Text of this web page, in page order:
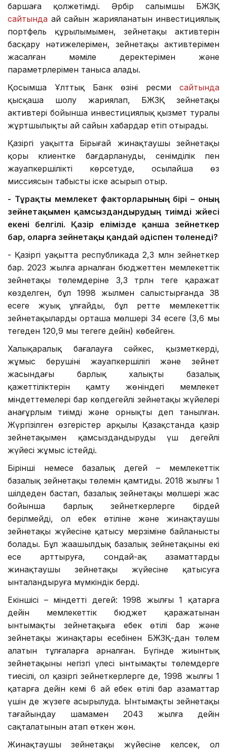
баршаға қолжетімді. Әрбір салымшы БЖЗҚ
сайтында ай сайын жарияланатын инвестициялық
портфель құрылымымен, зейнетақы активтерін
басқару нәтижелерімен, зейнетақы активтерімен
жасалған мәміле деректерімен және
параметрлерімен таныса алады.
Қосымша Ұлттық Банк өзінің ресми сайтында
қысқаша шолу жариялап, БЖЗҚ зейнетақы
активтері бойынша инвестициялық қызмет туралы
жұртшылықты ай сайын хабардар етіп отырады.
Қазіргі уақытта Бірыңғай жинақтаушы зейнетақы
қоры клиентке бағдарлануды, сенімділік пен
жауапкершілікті көрсетуде, осылайша өз
миссиясын табысты іске асырып отыр.
- Тұрақты мемлекет факторларының бірі – оның
зейнетақымен қамсыздандырудың тиімді жүйесі
екені белгілі. Қазір елімізде қанша зейнеткер
бар, оларға зейнетақы қандай әдіспен төленеді?
- Қазіргі уақытта республикада 2,3 млн зейнеткер
бар. 2023 жылға арналған бюджеттен мемлекеттік
зейнетақы төлемдеріне 3,3 трлн теңге қаражат
көзделген, бұл 1998 жылмен салыстырғанда 38
есеге жуық ұлғайды, бұл ретте мемлекеттік
зейнетақылардың орташа мөлшері 34 есеге (3,6 мың
теңгеден 120,9 мың теңгеге дейін) көбейген.
Халықаралық бағалауға сәйкес, қызметкердің,
жұмыс берушінің жауапкершілігі және зейнет
жасындағы барлық халықтың базалық
қажеттіліктерін қамту жөніндегі мемлекет
міндеттемелері бар көпдеңгейлі зейнетақы жүйелері
анағұрлым тиімді және орнықты деп танылған.
Жүргізілген өзгерістер арқылы Қазақстанда қазір
зейнетақымен қамсыздандырудың үш деңгейлі
жүйесі жұмыс істейді.
Бірінші немесе базалық деңгей – мемлекеттік
базалық зейнетақы төлемін қамтиды. 2018 жылғы 1
шілдеден бастап, базалық зейнетақы мөлшері жас
бойынша барлық зейнеткерлерге бірдей
берілмейді, ол еңбек өтіліне және жинақтаушы
зейнетақы жүйесіне қатысу мерзіміне байланысты
болады. Бұл жаңашылдық базалық зейнетақыны екі
есе арттыруға, сондай-ақ азаматтарды
жинақтаушы зейнетақы жүйесіне қатысуға
ынталандыруға мүмкіндік берді.
Екіншісі – міндетті деңгей: 1998 жылғы 1 қаңтарға
дейін мемлекеттік бюджет қаражатынан
ынтымақты зейнетақыға еңбек өтілі бар және
зейнетақы жинақтары есебінен БЖЗҚ-дан төлем
алатын тұлғаларға арналған. Бүгінде жиынтық
зейнетақының негізгі үлесі ынтымақты төлемдерге
тиесілі, ол қазіргі зейнеткерлерге де, 1998 жылғы 1
қаңтарға дейін кемі 6 ай еңбек өтілі бар азаматтар
үшін де жүзеге асырылуда. Ынтымақты зейнетақы
тағайындау шамамен 2043 жылға дейін
сақталатынын атап өткен жөн.
Жинақтаушы зейнетақы жүйесіне келсек, ол